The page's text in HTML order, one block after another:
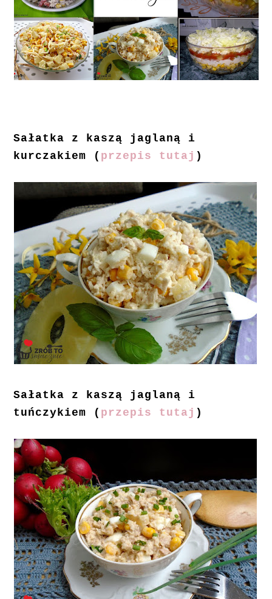
Sałatka z kaszą jaglaną i
kurczakiem ( przepis tutaj )
Sałatka z kaszą jaglaną i
tuńczykiem ( przepis tutaj )